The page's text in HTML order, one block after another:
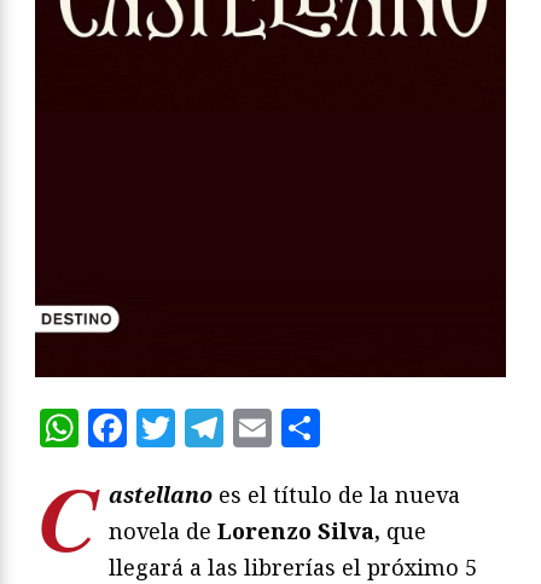
WhatsApp
Facebook
Twitter
Telegram
Email
C astellano es el título de la nueva
novela de Lorenzo Silva, que
llegará a las librerías el próximo 5